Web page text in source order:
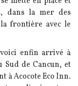
dans la mer des
frontière avec le
enfin arrivé à
Sud de Cancun, et
à Acocote Eco Inn.